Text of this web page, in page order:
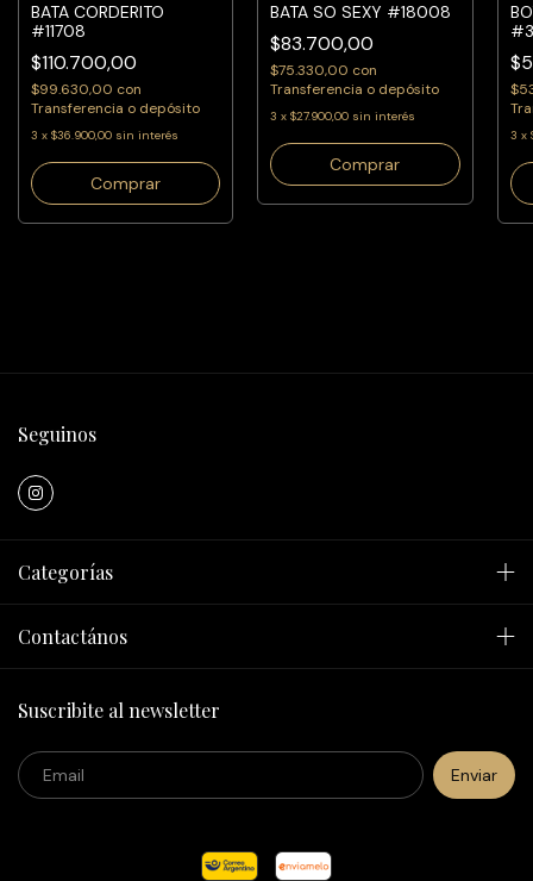
BATA CORDERITO
#11708
$110.700,00
$99.630,00 con
Transferencia o depósito
3 x $36.900,00 sin interés
Comprar
BATA SO SEXY #18008
$83.700,00
$75.330,00 con
Transferencia o depósito
3 x$27.900,00 sin interés
Comprar
3 x
Seguinos
Categorías
Contactános
Suscribite al newsletter